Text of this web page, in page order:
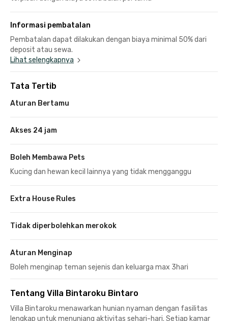
Informasi pembatalan
Pembatalan dapat dilakukan dengan biaya minimal 50% dari
deposit atau sewa.
Lihat selengkapnya
Tata Tertib
Aturan Bertamu
Akses 24 jam
Boleh Membawa Pets
Kucing dan hewan kecil lainnya yang tidak mengganggu
Extra House Rules
Tidak diperbolehkan merokok
Aturan Menginap
Boleh menginap teman sejenis dan keluarga max 3hari
Tentang Villa Bintaroku Bintaro
Villa Bintaroku menawarkan hunian nyaman dengan fasilitas
lengkap untuk menunjang aktivitas sehari-hari. Setiap kamar